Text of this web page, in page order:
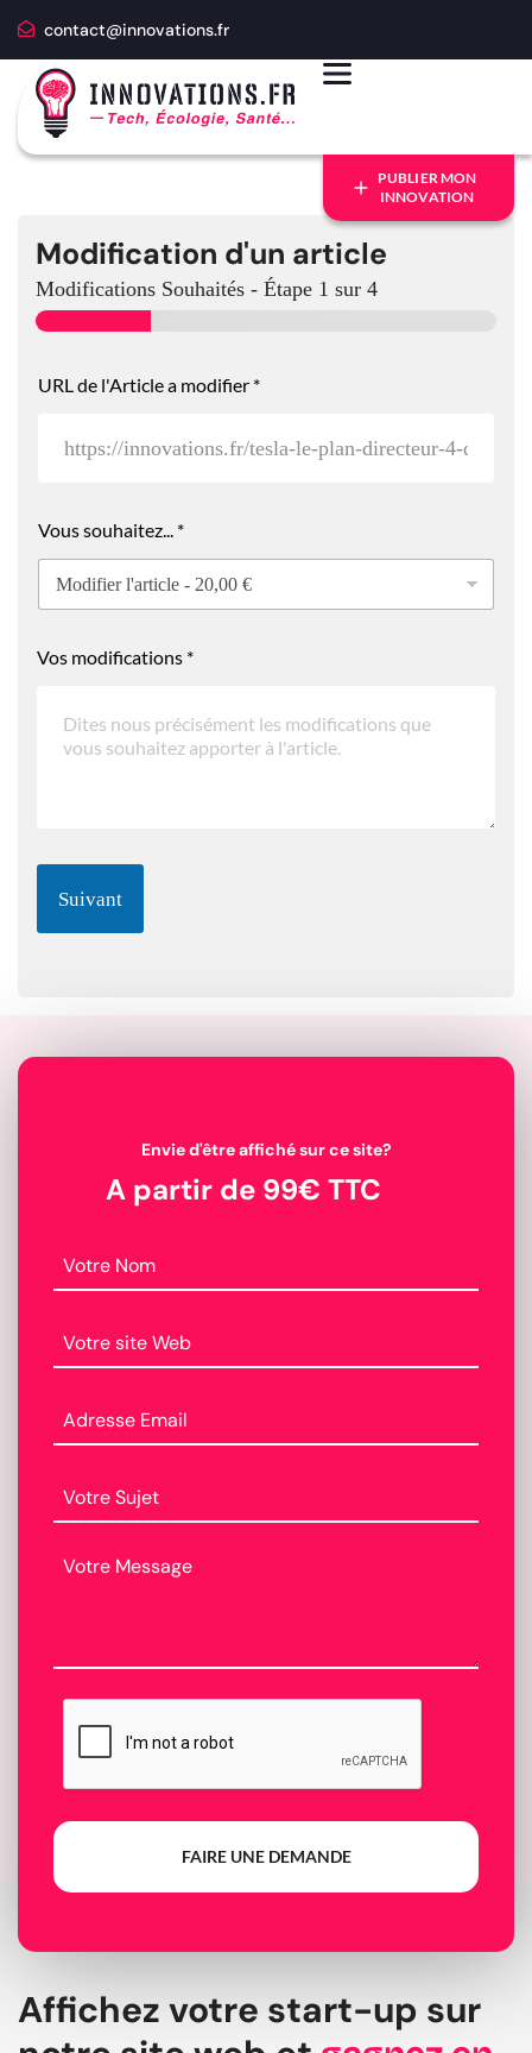
contact@innovations.fr
PUBLIER MON
INNOVATION
Modification d'un article
Modifications Souhaités - Étape 1 sur 4
URL de l'Article a modifier *
Vous souhaitez... *
Vos modifications *
Suivant
Envie d'être affiché sur ce site?
A partir de 99€ TTC
FAIRE UNE DEMANDE
Affichez votre start-up sur